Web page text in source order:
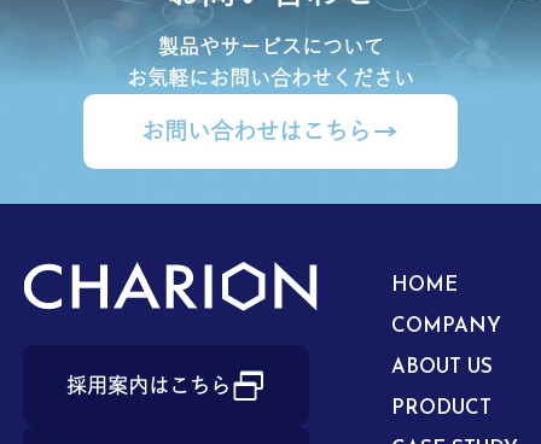
製品やサービスについて
お気軽にお問い合わせください
お問い合わせはこちら
採用案内はこちら
HOME
COMPANY
ABOUT US
PRODUCT